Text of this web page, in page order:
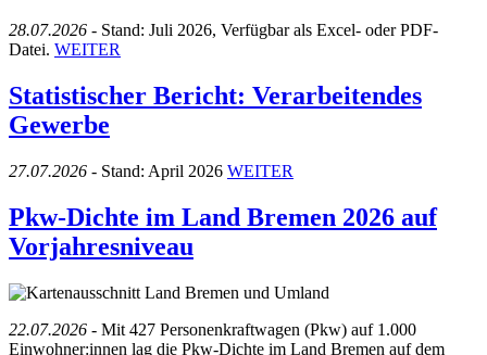
28.07.2026 - Stand: Juli 2026, Verfügbar als Excel- oder PDF-
Datei. WEITER
Statistischer Bericht: Verarbeitendes
Gewerbe
27.07.2026 - Stand: April 2026 WEITER
Pkw-Dichte im Land Bremen 2026 auf
Vorjahresniveau
22.07.2026 - Mit 427 Personenkraftwagen (Pkw) auf 1.000
Einwohner:innen lag die Pkw-Dichte im Land Bremen auf dem